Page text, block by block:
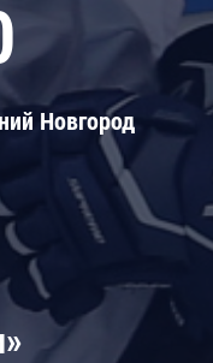
Новгород